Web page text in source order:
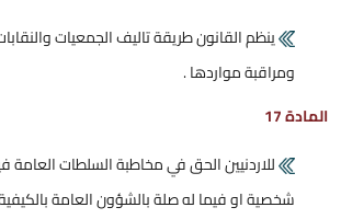
ينظم القانون طريقة تاليف الجمعيات
ومراقبة مواردها .
المادة 17
للاردنيين الحق في مخاطبة السلطات العامة
شخصية او فيما له صلة بالشؤون العامة